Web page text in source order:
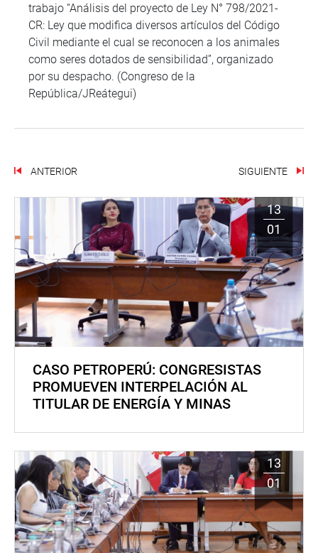
trabajo “Análisis del proyecto de Ley N° 798/2021-
CR: Ley que modifica diversos artículos del Código
Civil mediante el cual se reconocen a los animales
como seres dotados de sensibilidad”, organizado
por su despacho. (Congreso de la
República/JReátegui)
ANTERIOR SIGUIENTE
13
01
CASO PETROPERÚ: CONGRESISTAS
PROMUEVEN INTERPELACIÓN AL
TITULAR DE ENERGÍA Y MINAS
13
01